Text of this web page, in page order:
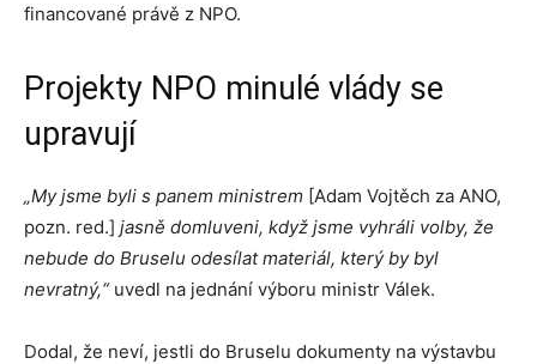
financované právě z NPO.
Projekty NPO minulé vlády se
upravují
„My jsme byli s panem ministrem [Adam Vojtěch za ANO,
pozn. red.] jasně domluveni, když jsme vyhráli volby, že
nebude do Bruselu odesílat materiál, který by byl
nevratný,“uvedl na jednání výboru ministr Válek.
Dodal, že neví, jestli do Bruselu dokumenty na výstavbu